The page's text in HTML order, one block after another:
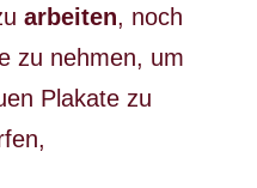
arbeiten, noch
zu nehmen, um
Plakate zu